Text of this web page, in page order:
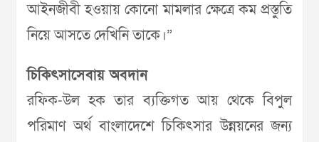
আইনজীবী হওয়ায় কোনো মামলার ক্ষেত্রে কম প্রস্তুতি
নিয়ে আসতে দেখিনি তাকে।”
চিকিৎসাসেবায় অবদান
রফিক-উল হক তার ব্যক্তিগত আয় থেকে বিপুল
পরিমাণ অর্থ বাংলাদেশে চিকিৎসার উন্নয়নের জন্য